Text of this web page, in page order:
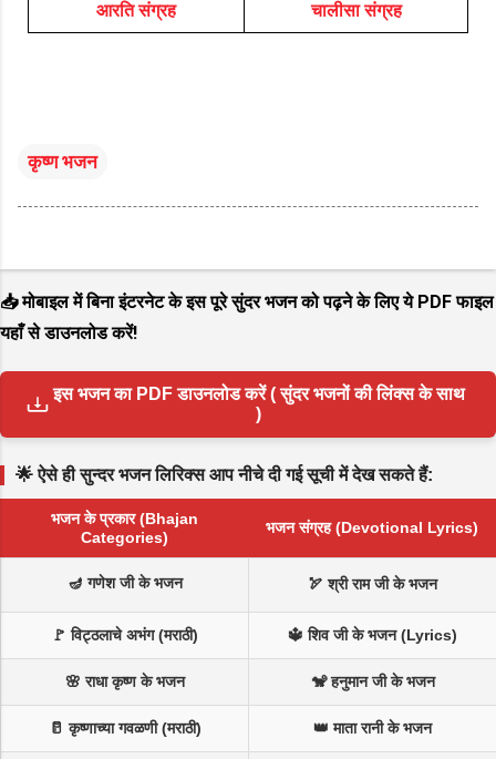
आरति संग्रह चालीसा संग्रह
कृष्ण भजन
📥 मोबाइल में बिना इंटरनेट के इस पूरे सुंदर भजन को पढ़ने के लिए ये PDF फाइल
यहाँ से डाउनलोड करें!
इस भजन का PDF डाउनलोड करें ( सुंदर भजनों की लिंक्स के साथ
)
🌟 ऐसे ही सुन्दर भजन लिरिक्स आप नीचे दी गई सूची में देख सकते हैं:
भजन के प्रकार (Bhajan
Categories)
भजन संग्रह (Devotional Lyrics)
🪔 गणेश जी के भजन 🏹 श्री राम जी के भजन
🚩 विट्ठलाचे अभंग (मराठी) 🔱 शिव जी के भजन (Lyrics)
🌸 राधा कृष्ण के भजन 🐒 हनुमान जी के भजन
🥛 कृष्णाच्या गवळणी (मराठी) 👑 माता रानी के भजन